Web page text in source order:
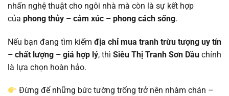
nhấn nghệ thuật cho ngôi nhà mà còn là sự kết hợp
của phong thủy – cảm xúc – phong cách sống.
Nếu bạn đang tìm kiếm địa chỉ mua tranh trừu tượng uy tín
– chất lượng – giá hợp lý, thì Siêu Thị Tranh Sơn Dầu chính
là lựa chọn hoàn hảo.
Đừng để những bức tường trống trở nên nhàm chán –